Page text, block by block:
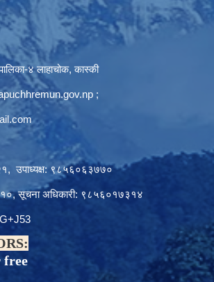
४ लाहाचोक, कास्की
;
उपाध्यक्ष: ९८५६०६३७७०
सूचना अधिकारी: ९८५६०१७३१४